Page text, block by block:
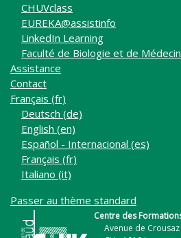
CHUVclass
EUREKA@assistinfo
LinkedIn Learning
Faculté de Biologie et de
Assistance
Contact
Français ‎(fr)‎
Deutsch ‎(de)‎
English ‎(en)‎
Español - Internacional ‎(es)‎
Français ‎(fr)‎
Italiano ‎(it)‎
Passer au thème standard
Centre des
Avenue de